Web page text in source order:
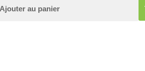
Ajouter au panier